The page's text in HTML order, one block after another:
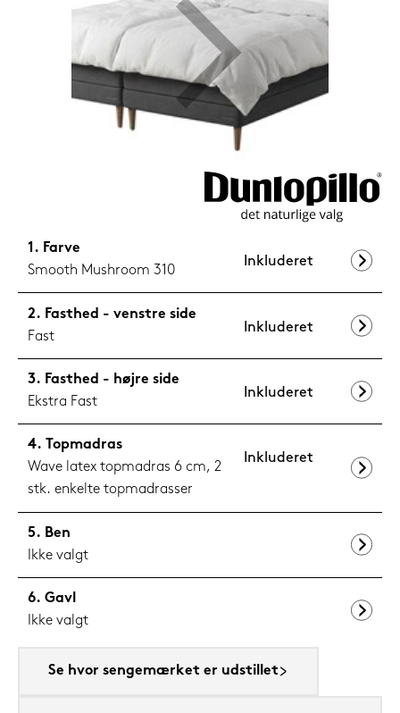
1.199,-
Farve
Smooth Mushroom 310
Inkluderet
Fasthed - venstre side
Fast
Inkluderet
Fasthed - højre side
Ekstra Fast
Inkluderet
Topmadras
Wave latex topmadras 6 cm, 2
stk. enkelte topmadrasser
Inkluderet
Ben
Ikke valgt
Gavl
Ikke valgt
Se hvor sengemærket er udstillet